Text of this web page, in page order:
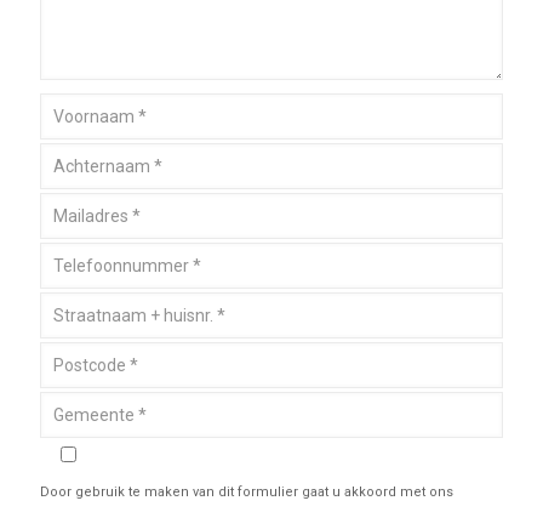
Door gebruik te maken van dit formulier gaat u akkoord met ons